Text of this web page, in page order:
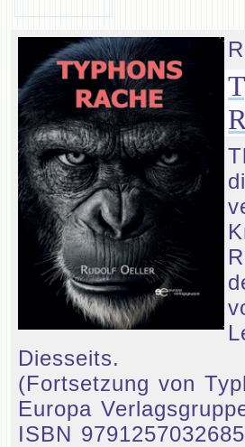
Diesseits.
(Fortsetzung von
Europa
ISBN 9791257032685